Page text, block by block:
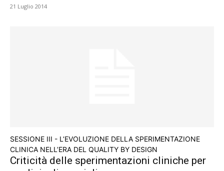
21 Luglio 2014
SESSIONE III - L’EVOLUZIONE DELLA SPERIMENTAZIONE
CLINICA NELL’ERA DEL QUALITY BY DESIGN
Criticità delle sperimentazioni cliniche per